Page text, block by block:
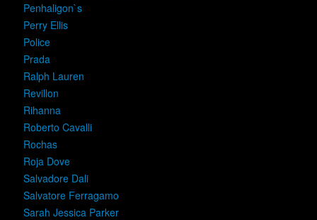
Penhaligon`s
Perry Ellis
Police
Prada
Ralph Lauren
Revillon
Rihanna
Roberto Cavalli
Rochas
Roja Dove
Salvadore Dali
Salvatore Ferragamo
Sarah Jessica Parker